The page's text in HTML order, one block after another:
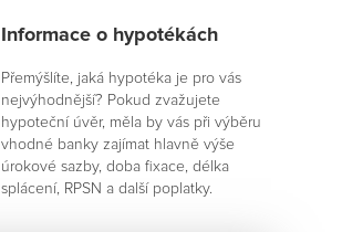
Informace o hypotékách
Přemýšlíte, jaká hypotéka je pro vás
nejvýhodnější? Pokud zvažujete
hypoteční úvěr, měla by vás při výběru
vhodné banky zajímat hlavně výše
úrokové sazby, doba fixace, délka
splácení, RPSN a další poplatky.